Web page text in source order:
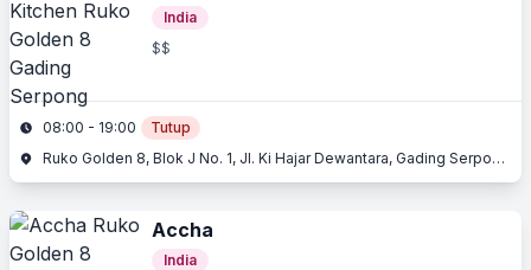
India
$$
08:00 - 19:00
Tutup
Ruko Golden 8, Blok J No. 1, Jl. Ki Hajar Dewantara, Gading Serpong, Serpong, Tangerang, Banten
Accha
India